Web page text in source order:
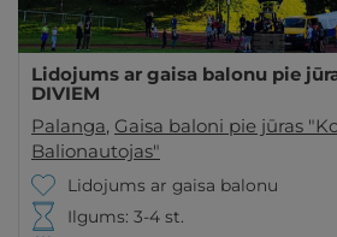
Lidojums ar gaisa balonu pie
DIVIEM
Palanga, Gaisa baloni pie jūras
Balionautojas"
Lidojums ar gaisa balonu
Ilgums: 3-4 st.